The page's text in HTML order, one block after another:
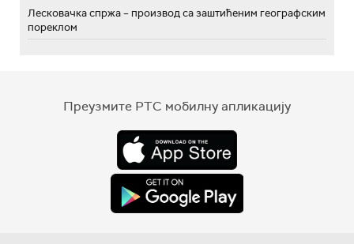
Лесковачка спржа – производ са заштићеним географским
пореклом
Преузмите РТС мобилну апликацију